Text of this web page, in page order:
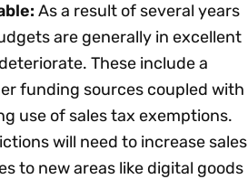
As a result of several years
are generally in excellent
These include a
funding sources coupled with
use of sales tax exemptions.
will need to increase sales
to new areas like digital goods